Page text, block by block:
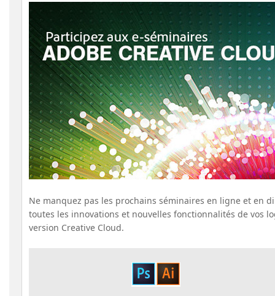
Ne manquez pas les prochains séminaires en ligne et en
toutes les innovations et nouvelles fonctionnalités de vos
version Creative Cloud.